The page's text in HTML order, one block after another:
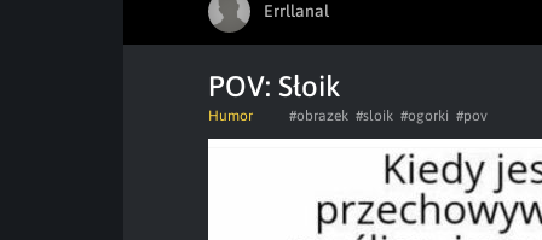
Errllanal
POV: Słoik
Humor #obrazek #sloik #ogorki #pov